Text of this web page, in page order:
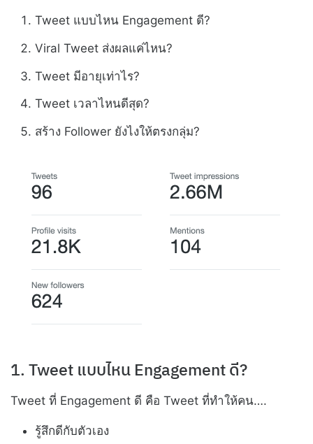
Tweet แบบไหน Engagement ดี?
Viral Tweet ส่งผลแค่ไหน?
Tweet มีอายุเท่าไร?
Tweet เวลาไหนดีสุด?
สร้าง Follower ยังไงให้ตรงกลุ่ม?
1. Tweet แบบไหน Engagement ดี?
Tweet ที่ Engagement ดี คือ Tweet ที่ทำให้คน….
รู้สึกดีกับตัวเอง